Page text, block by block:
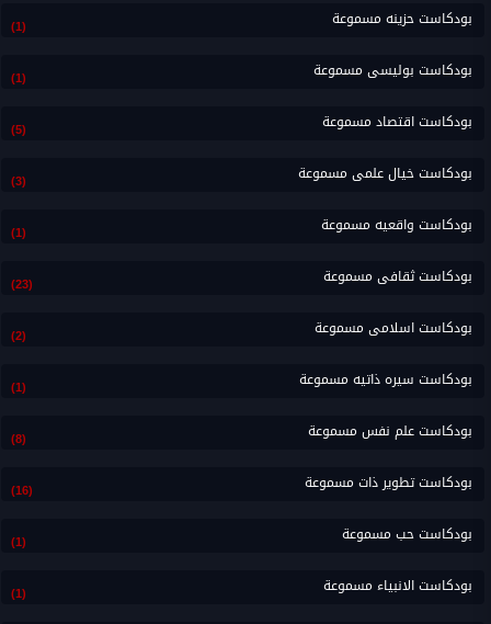
بودكاست حزينه مسموعة (1)
بودكاست بوليسى مسموعة (1)
بودكاست اقتصاد مسموعة (5)
بودكاست خيال علمى مسموعة (3)
بودكاست واقعيه مسموعة (1)
بودكاست ثقافى مسموعة (23)
بودكاست اسلامى مسموعة (2)
بودكاست سيره ذاتيه مسموعة (1)
بودكاست علم نفس مسموعة (8)
بودكاست تطوير ذات مسموعة (16)
بودكاست حب مسموعة (1)
بودكاست الانبياء مسموعة (1)